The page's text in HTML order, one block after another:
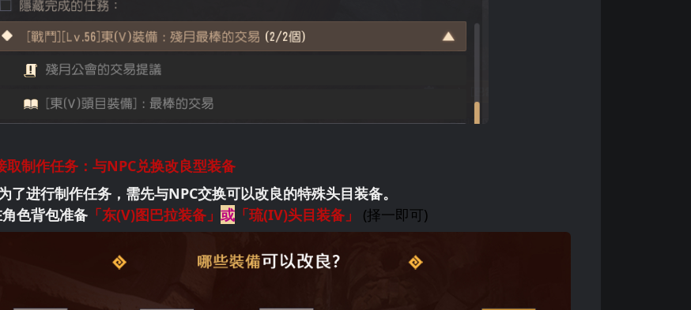
制作任务：与NPC兑换改良型装备
进行制作任务，需先与NPC交换可以改良的特殊头目装备。
色背包准备 「东(V)图巴拉装备」 或 「琉(IV)头目装备」 (择一即可)